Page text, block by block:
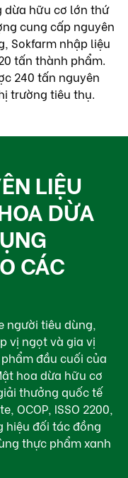
dừa hữu cơ lớn thứ
cung cấp nguyên
Sokfarm nhập liệu
tấn thành phẩm.
240 tấn nguyên
trường tiêu thụ.
LIỆU
DỪA
CÁC
người tiêu dùng,
vị ngọt và gia vị
đầu cuối của
hoa dừa hữu cơ
thưởng quốc tế
OCOP, ISSO 2200,
hiệu đối tác đồng
thực phẩm xanh